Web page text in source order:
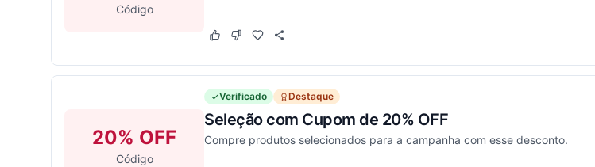
Código
Este cupom funcionou
Este cupom não funcionou
20% OFF
Código
Verificado Destaque
Seleção com Cupom de 20% OFF
Compre produtos selecionados para a campanha com esse desconto.